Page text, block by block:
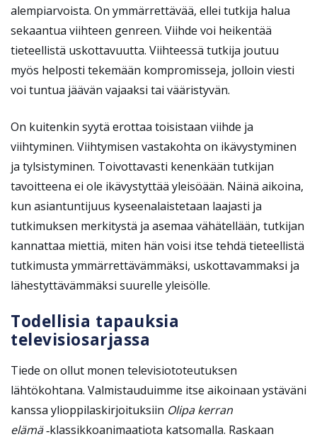
alempiarvoista. On ymmärrettävää, ellei tutkija halua
sekaantua viihteen genreen. Viihde voi heikentää
tieteellistä uskottavuutta. Viihteessä tutkija joutuu
myös helposti tekemään kompromisseja, jolloin viesti
voi tuntua jäävän vajaaksi tai vääristyvän.
On kuitenkin syytä erottaa toisistaan viihde ja
viihtyminen. Viihtymisen vastakohta on ikävystyminen
ja tylsistyminen. Toivottavasti kenenkään tutkijan
tavoitteena ei ole ikävystyttää yleisöään. Näinä aikoina,
kun asiantuntijuus kyseenalaistetaan laajasti ja
tutkimuksen merkitystä ja asemaa vähätellään, tutkijan
kannattaa miettiä, miten hän voisi itse tehdä tieteellistä
tutkimusta ymmärrettävämmäksi, uskottavammaksi ja
lähestyttävämmäksi suurelle yleisölle.
Todellisia tapauksia
televisiosarjassa
Tiede on ollut monen televisiototeutuksen
lähtökohtana. Valmistauduimme itse aikoinaan ystäväni
kanssa ylioppilaskirjoituksiin Olipa kerran
elämä‑klassikkoanimaatiota katsomalla. Raskaan